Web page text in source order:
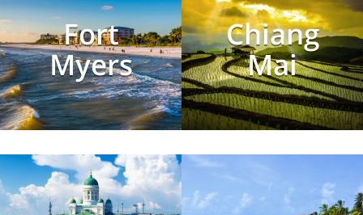
Fort
Myers
Chiang
Mai